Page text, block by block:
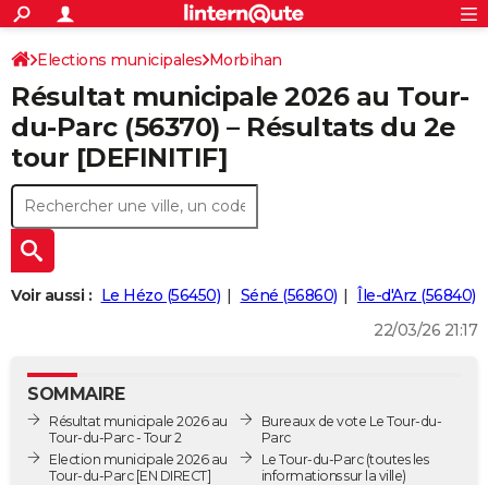
ACTUALITÉS
Politique
Société
Faits Divers
Education
Monde
Villes
+
SPORT
Coupe du monde 2026
Football
Tennis
Cyclisme
Rugby
Forum
CULTURE
Programme TV
TNT
Streaming
Cinéma
Sorties cinéma
Musique
+
FINANCE
Retraite
Impôts
Epargne
Immobilier
Risques naturels par ville
Banque
Assurance
CréditAUTO
Essais
Réserver un essai
Citadines
Berlines
SUV
Forum auto
+HIGH-TECH
Mobiles
Meilleur smartphone
Internet
Ordinateurs
Jeux vidéo
Guide high-tech
+
BRICOLAGE
Guides de France
Escapades
Patrimoine
Expositions
Musées
Week-end nature
LIFESTYLE
Art de vivre
Bien-être
Loisirs
Mode
Modes de vie
SANTE
Alimentation
Guide de la santé
Maladies
Médicaments
Sommeil
VOYAGE
S'inscrire
Connexion
Elections municipales Morbihan
Résultat municipale 2026 au Tour-
du-Parc (56370) – Résultats du 2e
tour [DEFINITIF]
Voir aussi : Le Hézo (56450) Séné (56860)
Île-d'Arz (56840)
22/03/26 21:17
SOMMAIRE
Résultat municipale 2026 au
Tour-du-Parc - Tour 2
Election municipale 2026 au
Tour-du-Parc [EN DIRECT]
Bureaux de vote Le Tour-du-
Parc
Le Tour-du-Parc(toutes les
informations sur la ville)